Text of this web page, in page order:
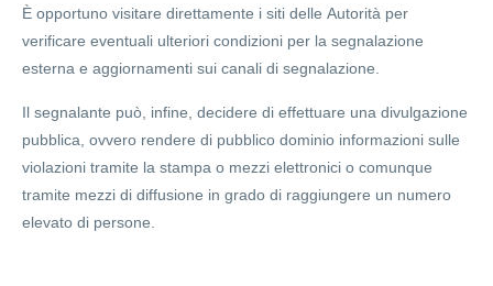
È opportuno visitare direttamente i siti delle Autorità per
verificare eventuali ulteriori condizioni per la segnalazione
esterna e aggiornamenti sui canali di segnalazione.
Il segnalante può, infine, decidere di effettuare unadivulgazione
pubblica, ovvero rendere di pubblico dominio informazioni sulle
violazioni tramite la stampa o mezzi elettronici o comunque
tramite mezzi di diffusione in grado di raggiungere un numero
elevato di persone.